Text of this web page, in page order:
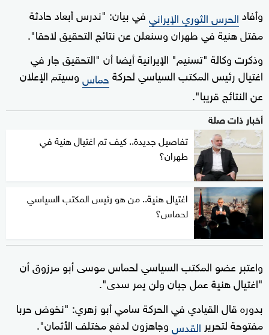
وأفادالحرس الثوري الإيرانيفي بيان: "ندرس أبعاد حادثة
مقتل هنية في طهران وسنعلن عن نتائج التحقيق لاحقا".
وذكرت وكالة "تسنيم" الإيرانية أيضا أن "التحقيق جار في
اغتيال رئيس المكتب السياسي لحركةحماسوسيتم الإعلان
عن النتائج قريبا".
أخبار ذات صلة
تفاصيل جديدة.. كيف تم اغتيال هنية في
طهران؟
اغتيال هنية.. من هو رئيس المكتب السياسي
لحماس؟
واعتبر عضو المكتب السياسي لحماس موسى أبو مرزوق أن
"اغتيال هنية عمل جبان ولن يمر سدى".
بدوره قال القيادي في الحركة سامي أبو زهري: "نخوض حربا
مفتوحة لتحرير القدسوجاهزون لدفع مختلف الأثمان".